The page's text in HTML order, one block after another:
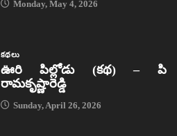
Monday, May 4, 2026
కథలు
ఊరి పిల్లోడు (కథ) – పి
రామకృష్ణారెడ్డి
Sunday, April 26, 2026